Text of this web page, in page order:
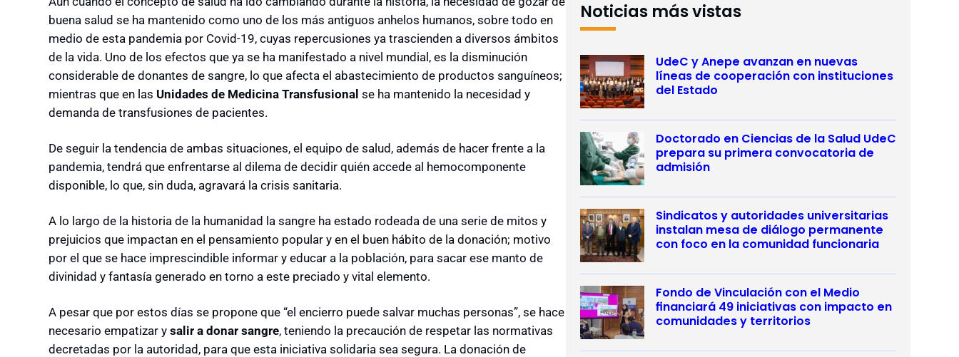
buena salud se ha mantenido como uno de los más antiguos anhelos humanos, sobre todo en
medio de esta pandemia por Covid-19, cuyas repercusiones ya trascienden a diversos ámbitos
de la vida. Uno de los efectos que ya se ha manifestado a nivel mundial, es la disminución
considerable de donantes de sangre, lo que afecta el abastecimiento de productos sanguíneos;
mientras que en las Unidades de Medicina Transfusional se ha mantenido la necesidad y
demanda de transfusiones de pacientes.
De seguir la tendencia de ambas situaciones, el equipo de salud, además de hacer frente a la
pandemia, tendrá que enfrentarse al dilema de decidir quién accede al hemocomponente
disponible, lo que, sin duda, agravará la crisis sanitaria.
A lo largo de la historia de la humanidad la sangre ha estado rodeada de una serie de mitos y
prejuicios que impactan en el pensamiento popular y en el buen hábito de la donación; motivo
por el que se hace imprescindible informar y educar a la población, para sacar ese manto de
divinidad y fantasía generado en torno a este preciado y vital elemento.
A pesar que por estos días se propone que “el encierro puede salvar muchas personas”, se hace
necesario empatizar y salir a donar sangre, teniendo la precaución de respetar las normativas
decretadas por la autoridad, para que esta iniciativa solidaria sea segura. La donación de
Noticias más vistas
UdeC y Anepe avanzan en nuevas
líneas de cooperación con instituciones
del Estado
Doctorado en Ciencias de la Salud UdeC
prepara su primera convocatoria de
admisión
Sindicatos y autoridades universitarias
instalan mesa de diálogo permanente
con foco en la comunidad funcionaria
Fondo de Vinculación con el Medio
financiará 49 iniciativas con impacto en
comunidades y territorios